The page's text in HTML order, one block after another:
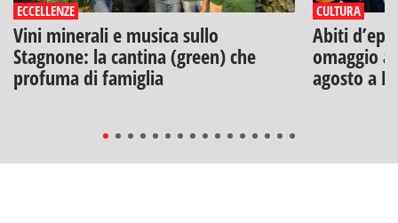
ECCELLENZE
Vini minerali e musica sullo
Stagnone: la cantina (green) che
profuma di famiglia
CULTURA
Abiti
omaggio
agosto a